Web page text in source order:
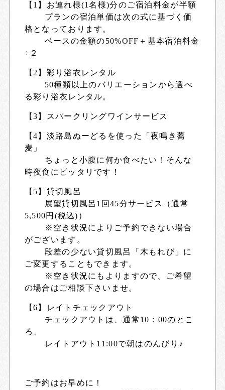
【1】お連れ様(1名様)分のご宿泊料金が半額
プランの宿泊単価は次の式に基づく価
格となっております。
ベースの金額の50%OFF＋基本宿泊料金
÷２
【2】彩り浴衣レンタル
50種類以上のバリエーションから選べ
る彩り浴衣レンタル。
【3】スパークリングワインサービス
【4】淡路島ぬーどるを使った「夜鳴き蕎
麦」
ちょっと小腹に何か食べたい！そんな
時夜食にピッタリです！
【5】貸切風呂
展望貸切風呂1回45分サービス（通常
5,500円(税込)）
※空き状況によりご予約できない場合
がございます。
段差の少ない貸切風呂「木もれび」に
ご変更することもできます。
※空き状況にもよりますので、ご希望
の場合はご相談下さいませ。
【6】レイトチェックアウト
チェックアウトは、通常10：00のとこ
ろ、
レイトアウト11:00で朝はのんびり♪
ご予約はお早めに！